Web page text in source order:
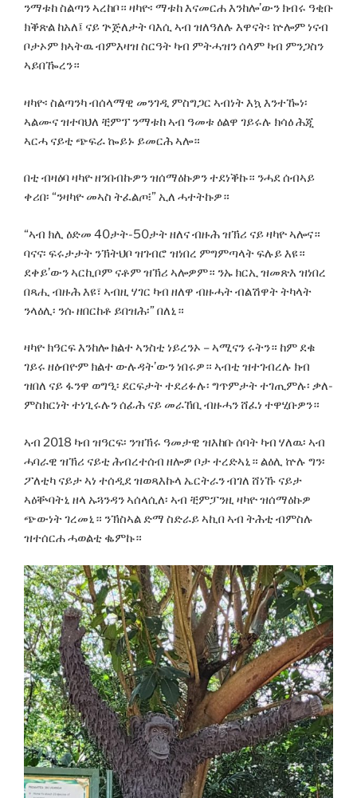
ንማቱከ ስልጣን ኣረከቦ። ዛካዮ፡ ማቱከ እናመርሐ እንከሎ’ውን ክብሩ ዓቂቡ
ክቕጽል ከአለ፤ ናይ ጕጅለታት ባእሲ ኣብ ዝለዓለሉ እዋናት፡ ኵሎም ነናብ
ቦታኦም ክኣትዉ ብምእዛዝ ስርዓት ካብ ምትሓዝን ሰላም ካብ ምንጋስን
ኣይበዀረን።
ዛካዮ፡ ስልጣንካ ብሰላማዊ መንገዲ ምስግጋር ኣብነት እኳ እንተዀነ፡
ኣልሙና ዝተባህለ ቺምፕ ንማቱከ ኣብ ዓመቱ ዕልዋ ገይሩሉ ክሳዕ ሕጂ
ኣርሓ ናይቲ ጭፍራ ኰይኑ ይመርሕ ኣሎ።
በቲ ብዛዕባ ዛካዮ ዘንበብኩዎን ዝሰማዕኩዎን ተደነቕኩ። ንሓደ ሰብኣይ
ቀሪበ፡ “ንዛካዮ መኣስ ትፈልጦ፧” ኢለ ሓተትኩዎ።
“ኣብ ክሊ ዕድመ 40ታት-50ታት ዘለና ብዙሕ ዝኽሪ ናይ ዛካዮ ኣሎና።
ባናና፡ ፍሩታታት ንኽትህቦ ዝገብሮ ዝነበረ ምግምጣላት ፍሉይ እዩ።
ደቀይ’ውን ኣርኪቦም ናቶም ዝኽሪ ኣሎዎም። ንኡ ክርኢ ዝመጽእ ዝነበረ
በጻሒ ብዙሕ እዩ፣ ኣብዚ ሃገር ካብ ዘለዋ ብዙሓት ብልሽዋት ትካላት
ንላዕሊ፡ ንሱ ዘበርከቶ ይበዝሕ፡” በለኒ።
ዛካዮ ክዓርፍ እንከሎ ክልተ ኣንስቲ ነይረንኦ – ኣሚናን ሩትን። ከም ደቁ
ገይሩ ዘዕብዮም ክልተ ውሉዳት’ውን ነበሩዎ። ኣብቲ ዝተገብረሉ ክብ
ዝበለ ናይ ፋንዋ ወግዒ፡ ደርፍታት ተደሪፉሉ፡ ግጥምታት ተገጢምሉ፡ ቃለ-
ምስክርነት ተነጊሩሉን ሰፊሕ ናይ መራኸቢ ብዙሓን ሸፈነ ተዋሂቡዎን።
ኣብ 2018 ካብ ዝዓርፍ፡ ንዝኽሩ ዓመታዊ ዝእከቡ ሰባት ካብ ሃለዉ፡ ኣብ
ሓባራዊ ዝኽሪ ናይቲ ሕብረተሰብ ዘሎዎ ቦታ ተረድኣኒ። ልዕሊ ኵሉ ግን፡
ፖለቲካ ናይታ ኣነ ተሰዲደ ዝወጻእኩላ ኤርትራን ብገለ ሸነኹ ናይታ
ኣዕቝባትኒ ዘላ ኡጓንዳን ኣሰላሲለ፡ ኣብ ቺምፓንዚ ዛካዮ ዝሰማዕኩዎ
ጭውነት ገረመኒ። ንኽስኣል ድማ ስድራይ ኣኪበ ኣብ ትሕቲ ብምስሉ
ዝተሰርሐ ሓወልቲ ቈምኩ።